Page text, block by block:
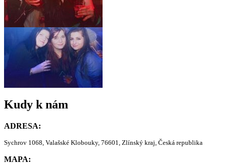
Kudy k nám
ADRESA:
Sychrov 1068, Valašské Klobouky, 76601, Zlínský kraj, Česká republika
MAPA: